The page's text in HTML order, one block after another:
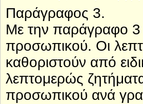
Παράγραφος 3.
Με την παράγραφο 3
προσωπικού. Οι
καθοριστούν από
λεπτομερώς
προσωπικού ανά